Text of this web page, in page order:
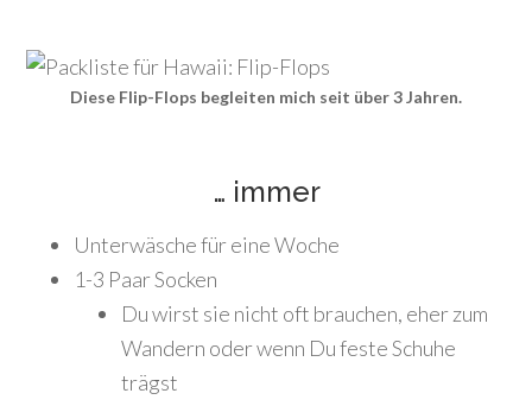
Diese Flip-Flops begleiten mich seit über 3 Jahren.
… immer
Unterwäsche für eine Woche
1-3 Paar Socken
Du wirst sie nicht oft brauchen, eher zum
Wandern oder wenn Du feste Schuhe
trägst